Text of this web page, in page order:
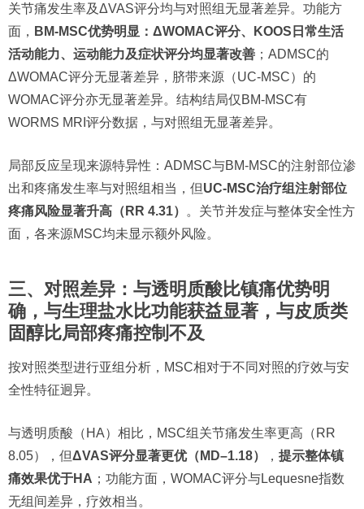
关节痛发生率及ΔVAS评分均与对照组无显著差异。功能方
面， BM-MSC优势明显：ΔWOMAC评分、KOOS日常生活
活动能力、运动能力及症状评分均显著改善 ；ADMSC的
ΔWOMAC评分无显著差异，脐带来源（UC-MSC）的
WOMAC评分亦无显著差异。结构结局仅BM-MSC有
WORMS MRI评分数据，与对照组无显著差异。
局部反应呈现来源特异性：ADMSC与BM-MSC的注射部位渗
出和疼痛发生率与对照组相当，但UC-MSC治疗组注射部位
疼痛风险显著升高（RR 4.31）
。关节并发症与整体安全性方
面，各来源MSC均未显示额外风险。
三、对照差异：与透明质酸比镇痛优势明
确，与生理盐水比功能获益显著，与皮质类
固醇比局部疼痛控制不及
按对照类型进行亚组分析，MSC相对于不同对照的疗效与安
全性特征迥异。
与透明质酸（HA）相比，MSC组关节痛发生率更高（RR
8.05），但ΔVAS评分显著更优（MD–1.18） ， 提示整体镇
痛效果优于HA ；功能方面，WOMAC评分与Lequesne指数
无组间差异，疗效相当。